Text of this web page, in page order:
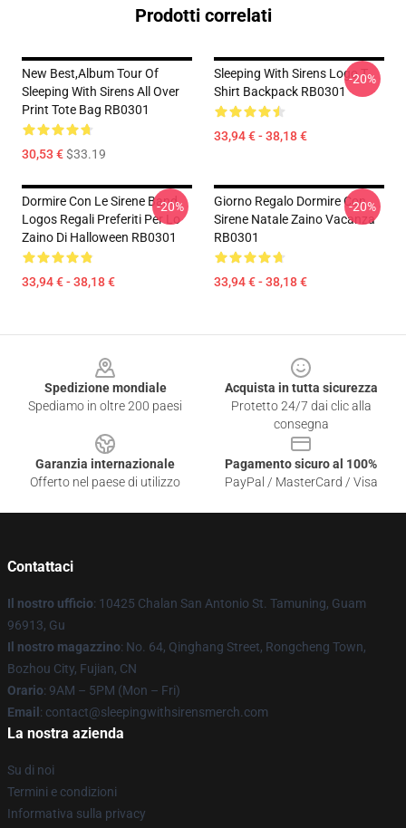
Prodotti correlati
New Best,album Tour Of
Sleeping With Sirens All Over
Print Tote Bag RB0301
30,53 €$33.19
Sleeping With Sirens Logo T
Shirt Backpack RB0301
33,94 € - 38,18 €
-20%
Dormire Con Le Sirene Band
Logos Regali Preferiti Per Lo
Zaino Di Halloween RB0301
33,94 € - 38,18 €
-20%
Giorno Regalo Dormire Con
Sirene Natale Zaino Vacanza
RB0301
33,94 € - 38,18 €
-20%
Spedizione mondiale
Spediamo in oltre 200 paesi
Acquista in tutta sicurezza
Protetto 24/7 dai clic alla
consegna
Garanzia internazionale
Offerto nel paese di utilizzo
Pagamento sicuro al 100%
PayPal / MasterCard / Visa
Contattaci
Il nostro ufficio: 10425 Chalan San Antonio St. Tamuning, Guam
96913, Gu
Il nostro magazzino: No. 64, Qinghang Street, Rongcheng Town,
Bozhou City, Fujian, CN
Orario: 9AM – 5PM (Mon – Fri)
Email : contact@sleepingwithsirensmerch.com
La nostra azienda
Su di noi
Termini e condizioni
Informativa sulla privacy